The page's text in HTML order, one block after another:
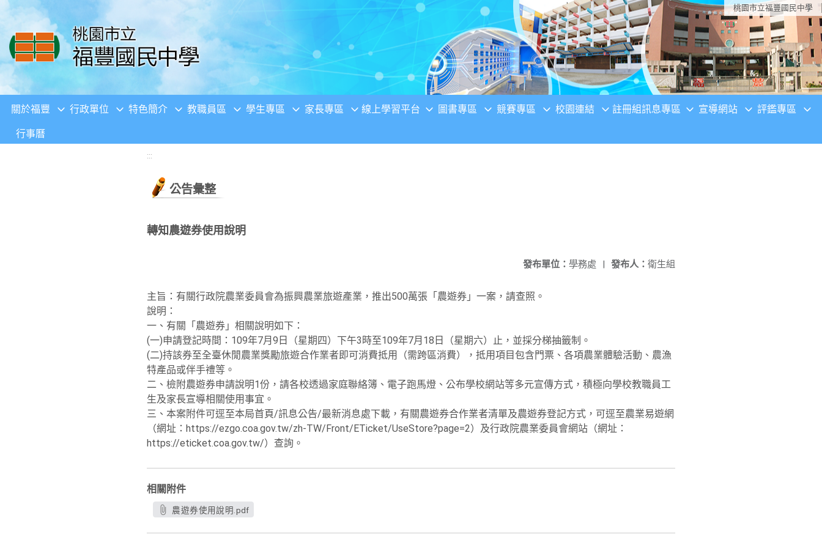
移至網頁之主要內容區位置 桃園市立福豐國民中學
關於福豐 行政單位 特色簡介 教職員區 學生專區 家長專區 線上學習平台 圖書專區 競賽專區 校園連結 註冊組訊息專區 宣導網站 評鑑專區
行事曆
:::
公告彙整
轉知農遊券使用說明
發布人： 衛生組
發布單位： 學務處 |
主旨：有關行政院農業委員會為振興農業旅遊產業，推出500萬張「農遊券」一案，請查照。
說明：
一、有關「農遊券」相關說明如下：
(一)申請登記時間：109年7月9日（星期四）下午3時至109年7月18日（星期六）止，並採分梯抽籤制。
(二)持該券至全臺休閒農業獎勵旅遊合作業者即可消費抵用（需跨區消費），抵用項目包含門票、各項農業體驗活動、農漁
特產品或伴手禮等。
二、檢附農遊券申請說明1份，請各校透過家庭聯絡簿、電子跑馬燈、公布學校網站等多元宣傳方式，積極向學校教職員工
生及家長宣導相關使用事宜。
三、本案附件可逕至本局首頁/訊息公告/最新消息處下載，有關農遊券合作業者清單及農遊券登記方式，可逕至農業易遊網
（網址：https://ezgo.coa.gov.tw/zh-TW/Front/ETicket/UseStore?page=2）及行政院農業委員會網站（網址：
https://eticket.coa.gov.tw/）查詢。
相關附件
農遊券使用說明.pdf